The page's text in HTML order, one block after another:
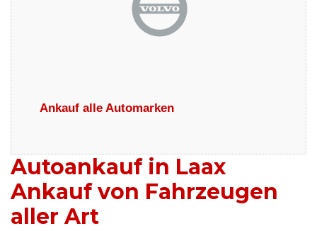
Ankauf alle Automarken
Autoankauf in Laax
Ankauf von Fahrzeugen
aller Art